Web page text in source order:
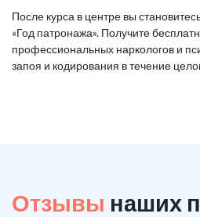
После курса в центре вы
«Год патронажа». Получите
профессиональных наркологов и
запоя и кодирования в течение
Отзывы наших